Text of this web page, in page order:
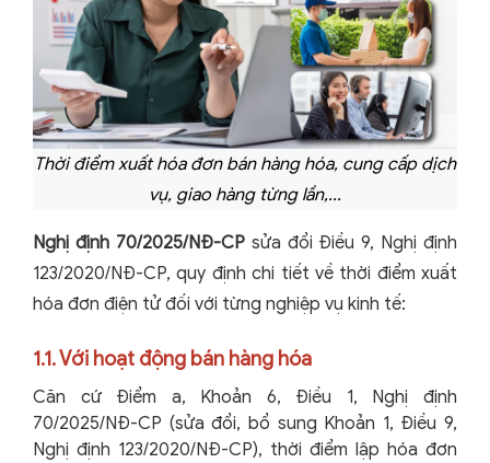
Thời điểm xuất hóa đơn bán hàng hóa, cung cấp dịch
vụ, giao hàng từng lần,...
Nghị định 70/2025/NĐ-CPsửa đổi Điều 9, Nghị định
123/2020/NĐ-CP, quy định chi tiết về thời điểm xuất
hóa đơn điện tử đối với từng nghiệp vụ kinh tế:
1.1. Với hoạt động bán hàng hóa
Căn cứ Điểm a, Khoản 6, Điều 1, Nghị định
70/2025/NĐ-CP (sửa đổi, bổ sung Khoản 1, Điều 9,
Nghị định 123/2020/NĐ-CP), thời điểm lập hóa đơn